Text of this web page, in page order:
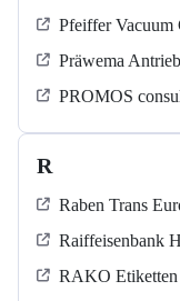
Pfeiffer Vacuum
Präwema
PROMOS
R
Raben Trans
Raiffeisenbank
RAKO